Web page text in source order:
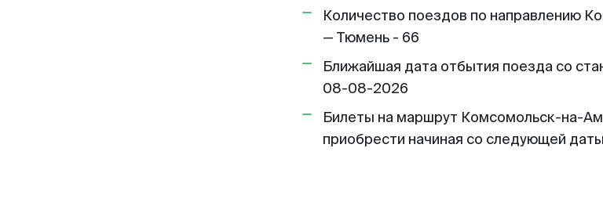
Количество поездов по направлению
— Тюмень - 66
Ближайшая дата отбытия поезда со
08-08-2026
Билеты на маршрут Комсомольск-на-
приобрести начиная со следующей